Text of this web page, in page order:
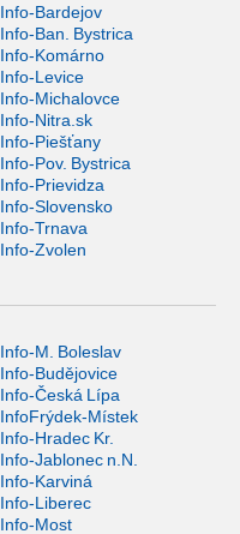
Info-Bardejov
Info-Ban. Bystrica
Info-Komárno
Info-Levice
Info-Michalovce
Info-Nitra.sk
Info-Piešťany
Info-Pov. Bystrica
Info-Prievidza
Info-Slovensko
Info-Trnava
Info-Zvolen
Info-M. Boleslav
Info-Budějovice
Info-Česká Lípa
InfoFrýdek-Místek
Info-Hradec Kr.
Info-Jablonec n.N.
Info-Karviná
Info-Liberec
Info-Most